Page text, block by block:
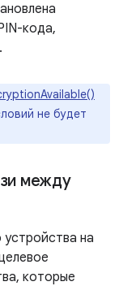
кода,
не будет
между
на
которые